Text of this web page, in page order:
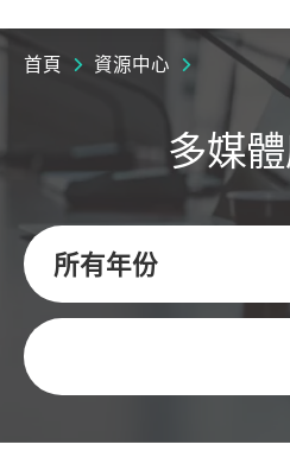
首頁 資源中心
多媒
所有年份
關鍵字